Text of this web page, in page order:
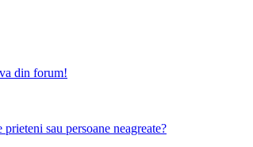
din forum!
sau persoane neagreate?